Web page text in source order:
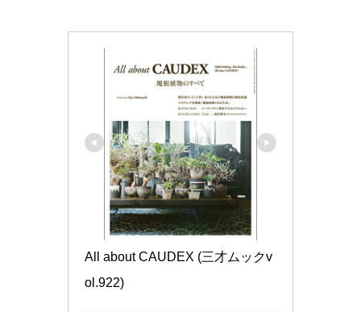
All about CAUDEX (三才ムックv
ol.922)